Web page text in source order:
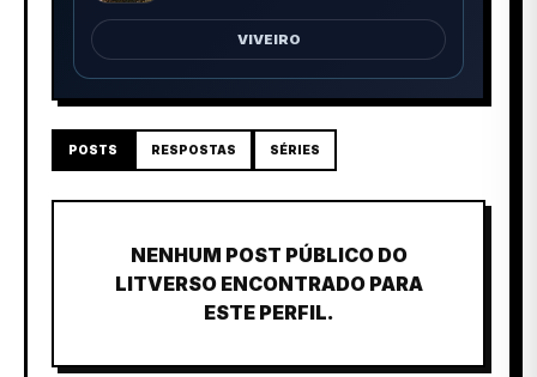
VIVEIRO
POSTS RESPOSTAS SÉRIES
NENHUM POST PÚBLICO DO
LITVERSO ENCONTRADO PARA
ESTE PERFIL.